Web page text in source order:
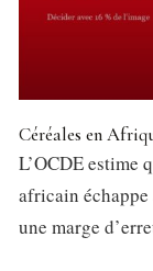
Céréales en
L’OCDE estime
africain échappe
une marge